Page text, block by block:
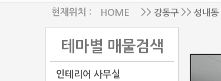
현재위치 : HOME >> 강동구 >> 성내동
테마별 매물검색
인테리어 사무실